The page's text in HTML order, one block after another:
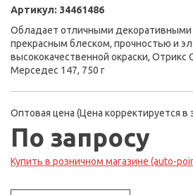
Артикул: 34461486
Обладает отличными декоративными
прекрасным блеском, прочностью и
высококачественной окраски,
Мерседес 147, 750 г
Оптовая цена (Цена корректируется в
По запросу
Купить в розничном магазине (auto-